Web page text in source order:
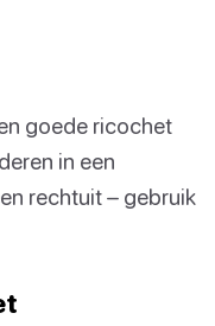
goede ricochet
in een
rechtuit – gebruik